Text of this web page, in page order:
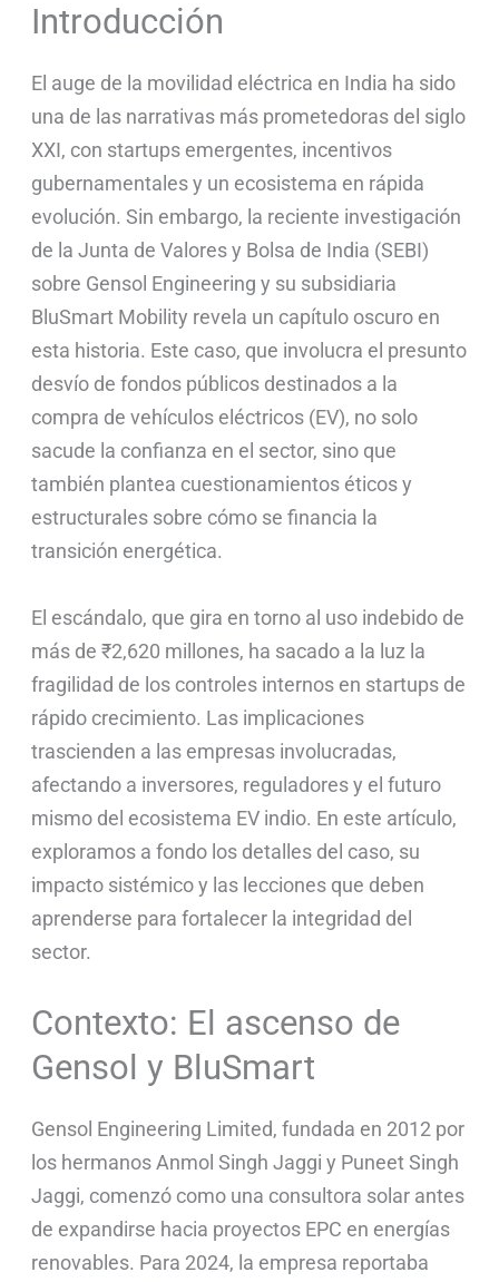
Introducción
El auge de la movilidad eléctrica en India ha sido
una de las narrativas más prometedoras del siglo
XXI, con startups emergentes, incentivos
gubernamentales y un ecosistema en rápida
evolución. Sin embargo, la reciente investigación
de la Junta de Valores y Bolsa de India (SEBI)
sobre Gensol Engineering y su subsidiaria
BluSmart Mobility revela un capítulo oscuro en
esta historia. Este caso, que involucra el presunto
desvío de fondos públicos destinados a la
compra de vehículos eléctricos (EV), no solo
sacude la confianza en el sector, sino que
también plantea cuestionamientos éticos y
estructurales sobre cómo se financia la
transición energética.
El escándalo, que gira en torno al uso indebido de
más de ₹2,620 millones, ha sacado a la luz la
fragilidad de los controles internos en startups de
rápido crecimiento. Las implicaciones
trascienden a las empresas involucradas,
afectando a inversores, reguladores y el futuro
mismo del ecosistema EV indio. En este artículo,
exploramos a fondo los detalles del caso, su
impacto sistémico y las lecciones que deben
aprenderse para fortalecer la integridad del
sector.
Contexto: El ascenso de
Gensol y BluSmart
Gensol Engineering Limited, fundada en 2012 por
los hermanos Anmol Singh Jaggi y Puneet Singh
Jaggi, comenzó como una consultora solar antes
de expandirse hacia proyectos EPC en energías
renovables. Para 2024, la empresa reportaba